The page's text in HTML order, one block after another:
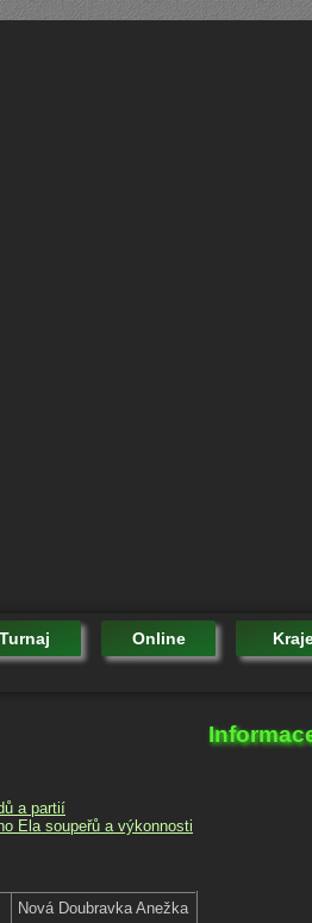
Turnaj Online
a partií
Ela soupeřů a výkonnosti
Nová Doubravka Anežka